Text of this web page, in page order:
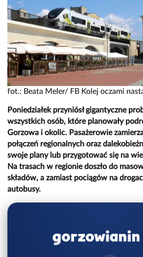
fot.: Beata Meler/ FB Kolej oczami
Poniedziałek przyniósł gigantyczne
wszystkich osób, które planowały
Gorzowa i okolic. Pasażerowie
połączeń regionalnych oraz
swoje plany lub przygotować się na
Na trasach w regionie doszło do
składów, a zamiast pociągów na
autobusy.